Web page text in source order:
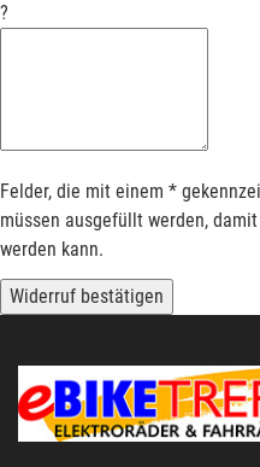
?
Felder, die mit einem *
müssen ausgefüllt werden,
werden kann.
Widerruf bestätigen